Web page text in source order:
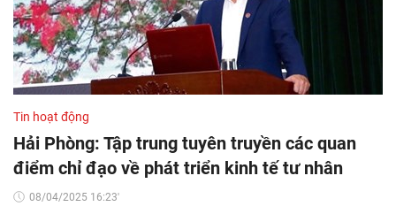
Tin hoạt động
Hải Phòng: Tập trung tuyên truyền các quan
điểm chỉ đạo về phát triển kinh tế tư nhân
08/04/2025 16:23'